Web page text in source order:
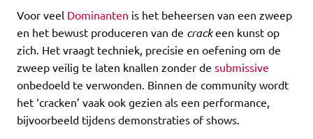
Voor veel Dominanten is het beheersen van een zweep
en het bewust produceren van de crackeen kunst op
zich. Het vraagt techniek, precisie en oefening om de
zweep veilig te laten knallen zonder de submissive
onbedoeld te verwonden. Binnen de community wordt
het ‘cracken’ vaak ook gezien als een performance,
bijvoorbeeld tijdens demonstraties of shows.